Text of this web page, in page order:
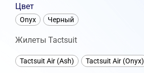
Цвет
Onyx Черный
Жилеты Tactsuit
Tactsuit Air (Ash) Tactsuit Air (Onyx)